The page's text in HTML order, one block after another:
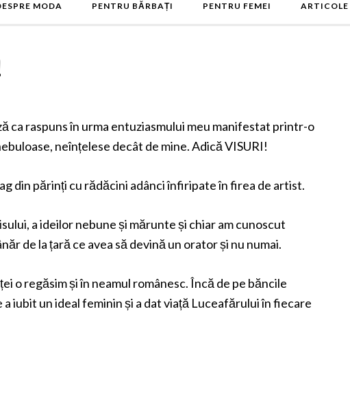
MODA PENTRU BĂRBAȚI PENTRU FEMEI ARTICOLE
ca raspuns în urma entuziasmului meu manifestat printr-o
neînțelese decât de mine. Adică VISURI!
din părinți cu rădăcini adânci înfiripate în firea de artist.
a ideilor nebune și mărunte și chiar am cunoscut
de la țară ce avea să devină un orator și nu numai.
o regăsim și în neamul românesc. Încă de pe băncile
iubit un ideal feminin și a dat viață Luceafărului în fiecare